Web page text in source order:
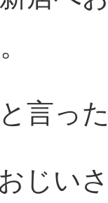
言っ
じい